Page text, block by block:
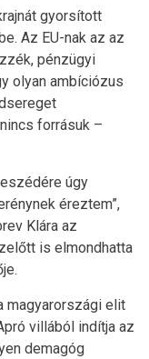
gyorsított
Az EU-nak az az
pénzügyi
olyan ambíciózus
forrásuk –
úgy
éreztem”,
Klára az
is elmondhatta
magyarországi elit
villából indítja az
demagóg